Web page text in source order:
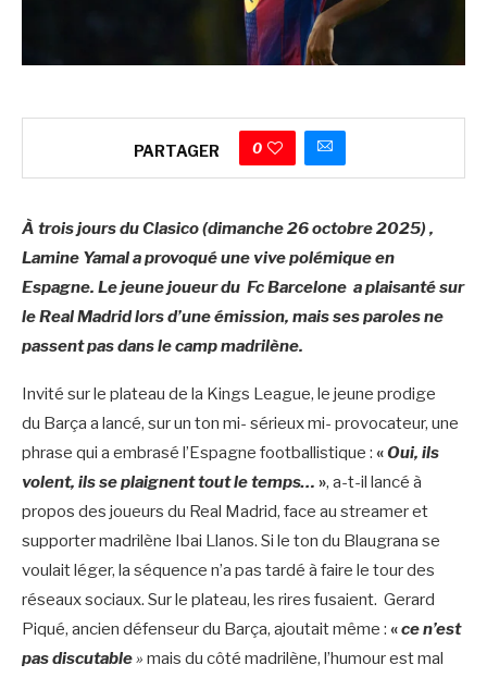
PARTAGER 0
À trois jours du Clasico (dimanche 26 octobre 2025) ,
Lamine Yamal a provoqué une vive polémique en
Espagne. Le jeune joueur du Fc Barcelone a plaisanté sur
le Real Madrid lors d’une émission, mais ses paroles ne
passent pas dans le camp madrilène.
Invité sur le plateau de la Kings League, le jeune prodige
du Barça a lancé, sur un ton mi- sérieux mi- provocateur, une
phrase qui a embrasé l’Espagne footballistique : «Oui, ils
volent, ils se plaignent tout le temps… », a-t-il lancé à
propos des joueurs du Real Madrid, face au streamer et
supporter madrilène Ibai Llanos. Si le ton du Blaugrana se
voulait léger, la séquence n’a pas tardé à faire le tour des
réseaux sociaux. Sur le plateau, les rires fusaient. Gerard
Piqué, ancien défenseur du Barça, ajoutait même : «ce n’est
pas discutable» mais du côté madrilène, l’humour est mal